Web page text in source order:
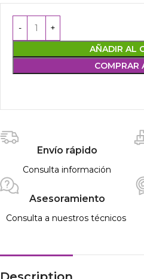
AÑADIR AL
COMPRAR
Envío rápido
Consulta información
Asesoramiento
Consulta a nuestros técnicos